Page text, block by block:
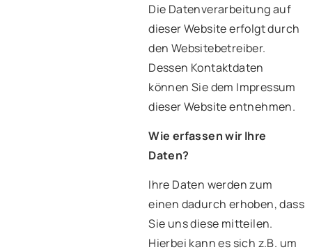
Die Datenverarbeitung auf
dieser Website erfolgt durch
den Websitebetreiber.
Dessen Kontaktdaten
können Sie dem Impressum
dieser Website entnehmen.
Wie erfassen wir Ihre
Daten?
Ihre Daten werden zum
einen dadurch erhoben, dass
Sie uns diese mitteilen.
Hierbei kann es sich z.B. um